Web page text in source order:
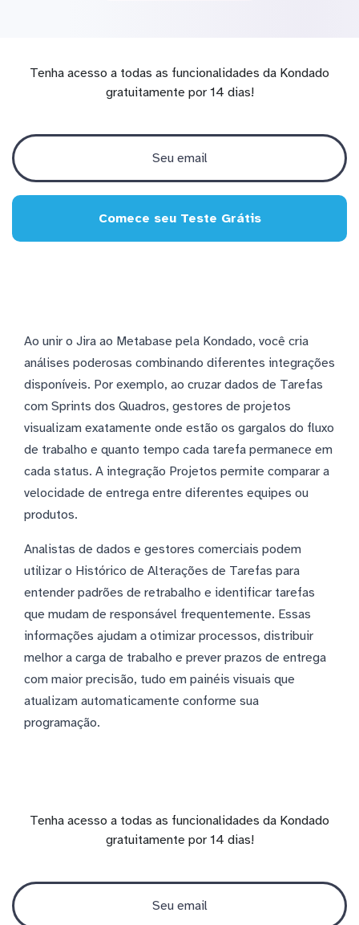
Tenha acesso a todas as funcionalidades da Kondado
gratuitamente por 14 dias!
Comece seu Teste Grátis
Ao unir o Jira ao Metabase pela Kondado, você cria
análises poderosas combinando diferentes integrações
disponíveis. Por exemplo, ao cruzar dados de Tarefas
com Sprints dos Quadros, gestores de projetos
visualizam exatamente onde estão os gargalos do fluxo
de trabalho e quanto tempo cada tarefa permanece em
cada status. A integração Projetos permite comparar a
velocidade de entrega entre diferentes equipes ou
produtos.
Analistas de dados e gestores comerciais podem
utilizar o Histórico de Alterações de Tarefas para
entender padrões de retrabalho e identificar tarefas
que mudam de responsável frequentemente. Essas
informações ajudam a otimizar processos, distribuir
melhor a carga de trabalho e prever prazos de entrega
com maior precisão, tudo em painéis visuais que
atualizam automaticamente conforme sua
programação.
Tenha acesso a todas as funcionalidades da Kondado
gratuitamente por 14 dias!